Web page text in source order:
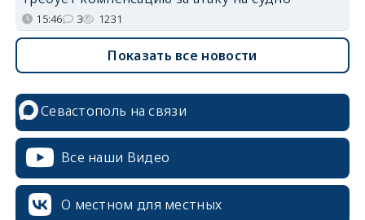
15:46 3 1231
Показать все новости
Севастополь на связи
Все наши Видео
О местном для местных